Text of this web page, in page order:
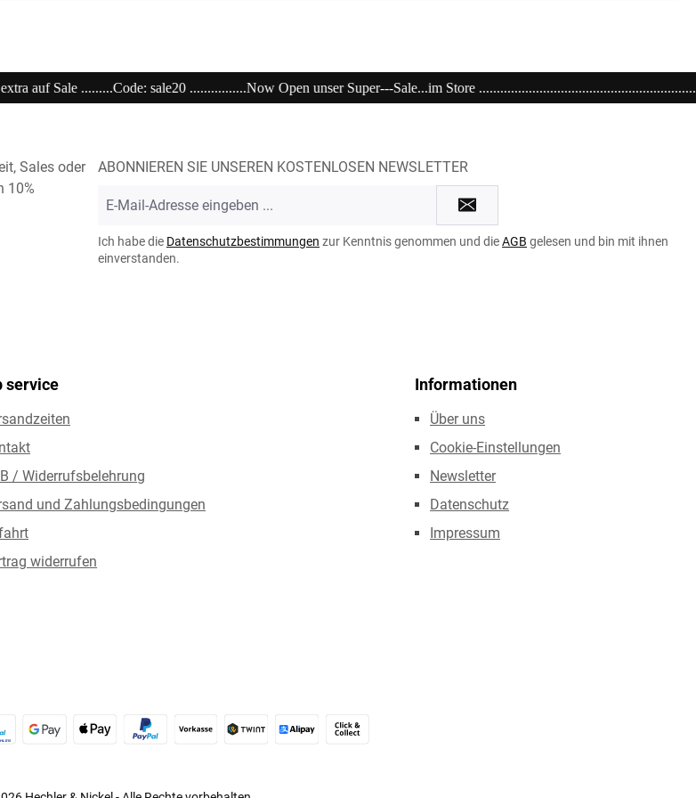
sale20 ................Now Open unser Super---Sale...im Store
Sales oder
10%
ABONNIEREN SIE UNSEREN KOSTENLOSEN NEWSLETTER
Mail-
*
Ich habe die Datenschutzbestimmungen zur Kenntnis genommen und dieAGB gelesen und bin mit ihnen
einverstanden.
service
/ Widerrufsbelehrung
und Zahlungsbedingungen
widerrufen
Informationen
Über uns
Cookie-Einstellungen
Newsletter
Datenschutz
Impressum